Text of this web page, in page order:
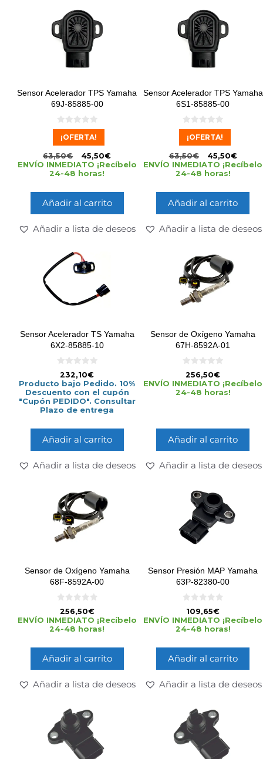
Sensor Acelerador TPS Yamaha
69J-85885-00
0
e
¡OFERTA!
63,50€ 45,50€
ENVÍO INMEDIATO ¡Recíbelo
24-48 horas!
Añadir al carrito
Añadir a lista de deseos
Sensor Acelerador TPS Yamaha
6S1-85885-00
0
e
¡OFERTA!
63,50€ 45,50€
ENVÍO INMEDIATO ¡Recíbelo
24-48 horas!
Añadir al carrito
Añadir a lista de deseos
Sensor Acelerador TS Yamaha
6X2-85885-10
0
d
e
5
232,10€
Producto bajo Pedido. 10%
Descuento con el cupón
"Cupón PEDIDO". Consultar
Plazo de entrega
Añadir al carrito
Añadir a lista de deseos
Sensor de Oxígeno Yamaha
67H-8592A-01
0
d
e
5
256,50€
ENVÍO INMEDIATO ¡Recíbelo
24-48 horas!
Añadir al carrito
Añadir a lista de deseos
Sensor de Oxígeno Yamaha
68F-8592A-00
0
d
e
5
256,50€
ENVÍO INMEDIATO ¡Recíbelo
24-48 horas!
Añadir al carrito
Añadir a lista de deseos
Sensor Presión MAP Yamaha
63P-82380-00
0
e
5
109,65€
ENVÍO INMEDIATO ¡Recíbelo
24-48 horas!
Añadir al carrito
Añadir a lista de deseos